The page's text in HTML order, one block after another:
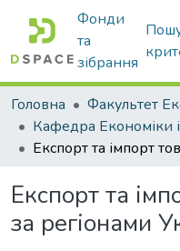
Фонди
та
зібрання
Головна
Експорт та
за регіонами